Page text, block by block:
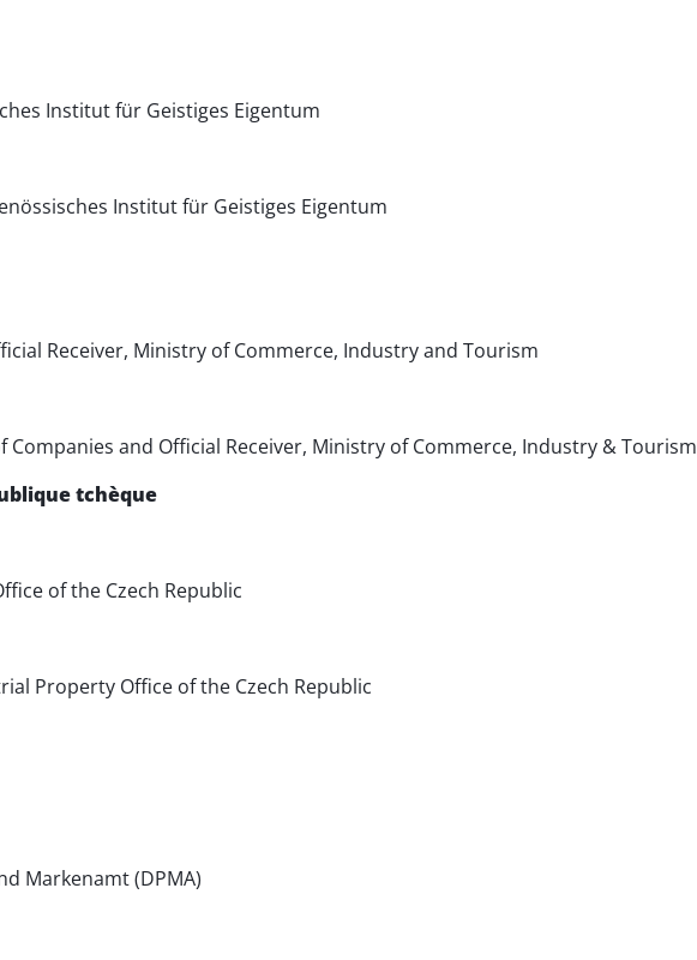
Institut für Geistiges Eigentum
Institut für Geistiges Eigentum
Receiver, Ministry of Commerce, Industry and Tourism
Companies and Official Receiver, Ministry of Commerce, Industry & Tourism
tchèque
of the Czech Republic
Property Office of the Czech Republic
Markenamt (DPMA)